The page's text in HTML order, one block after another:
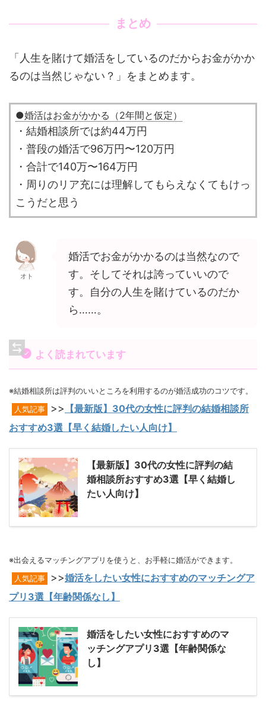
まとめ
「人生を賭けて婚活をしているのだからお金がかか
るのは当然じゃない？」をまとめます。
●婚活はお金がかかる（2年間と仮定）
・結婚相談所では約44万円
・普段の婚活で96万円〜120万円
・合計で140万〜164万円
・周りのリア充には理解してもらえなくてもけっ
こうだと思う
オト
婚活でお金がかかるのは当然なので
す。そしてそれは誇っていいので
す。自分の人生を賭けているのだか
ら……。
よく読まれています
※結婚相談所は評判のいいところを利用するのが婚活成功のコツです。
人気記事 >> 【最新版】30代の女性に評判の結婚相談所
おすすめ3選【早く結婚したい人向け】
【最新版】30代の女性に評判の結
婚相談所おすすめ3選【早く結婚し
たい人向け】
※出会えるマッチングアプリを使うと、お手軽に婚活ができます。
人気記事 >>婚活をしたい女性におすすめのマッチングア
プリ3選【年齢関係なし】
婚活をしたい女性におすすめのマ
ッチングアプリ3選【年齢関係な
し】